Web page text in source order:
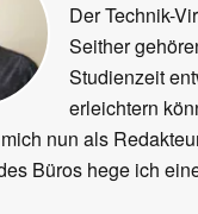
Der Technik-
Seither
Studienzeit
erleichtern
nun als
Büros hege ich